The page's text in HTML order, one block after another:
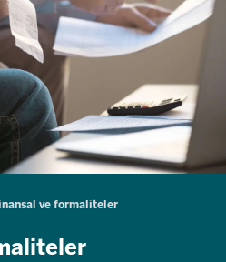
ve formaliteler